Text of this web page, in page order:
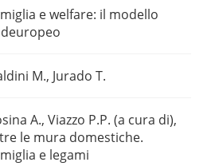
e welfare: il modello
M., Jurado T.
A., Viazzo P.P. (a cura di),
le mura domestiche.
e legami